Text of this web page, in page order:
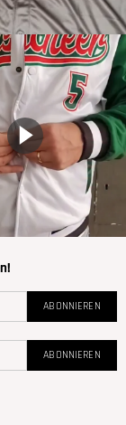
ABONNIEREN
ABONNIEREN